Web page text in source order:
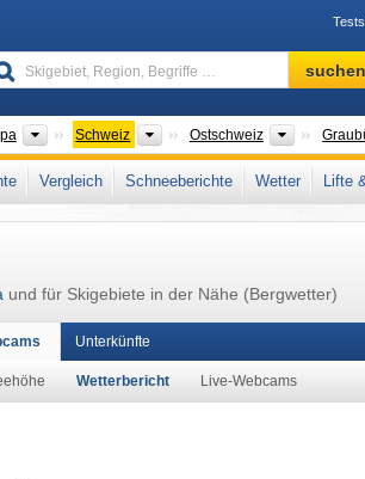
Skigebiet,
Region,
…
suchen
Kontinente
Schweiz LänderOstschweiz
in: Adula-Alpen Italienische Schweiz,
Vergleich Schneeberichte Wetter Lifte
und für Skigebiete in der Nähe (Bergwetter)
Wetterbericht Live-Webcams
Unterkünfte